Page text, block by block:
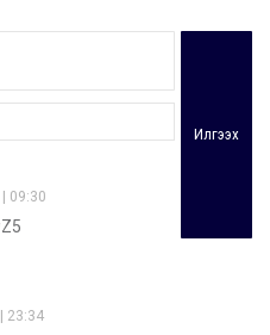
Илгээх
09:30
23:34